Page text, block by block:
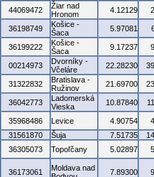
44069472
Žiar nad
Hronom
4.12129
36198749
Košice -
Šaca
5.97081
36199222
Košice -
Šaca
9.17237
00214973
Dvorníky -
Včeláre
22.28230
31322832
Bratislava -
Ružinov
21.69700
36042773
Ladomerská
Vieska
10.87840
35968486 Levice 4.90754
31561870 Šuja 7.51735
36305073 Topoľčany 5.02897
36173061
Moldava nad
7.89300